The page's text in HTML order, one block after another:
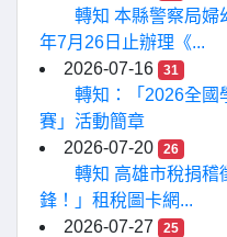
轉知 本縣警察局婦
年7月26日止辦理《...
2026-07-16
31
轉知：「2026全國
賽」活動簡章
2026-07-20
26
轉知 高雄市稅捐稽
鋒！」租稅圖卡網...
2026-07-27
25